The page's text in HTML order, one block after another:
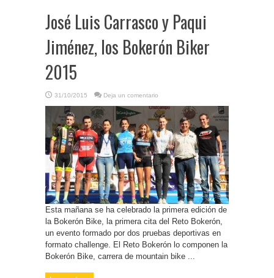
José Luis Carrasco y Paqui
Jiménez, los Bokerón Biker
2015
31/10/2015 Deja un comentario
Esta mañana se ha celebrado la primera edición de
la Bokerón Bike, la primera cita del Reto Bokerón,
un evento formado por dos pruebas deportivas en
formato challenge. El Reto Bokerón lo componen la
Bokerón Bike, carrera de mountain bike ...